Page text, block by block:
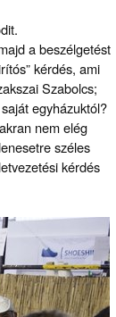
a beszélgetést
kérdés, ami
Szabolcs;
egyházuktól?
nem elég
széles
kérdés